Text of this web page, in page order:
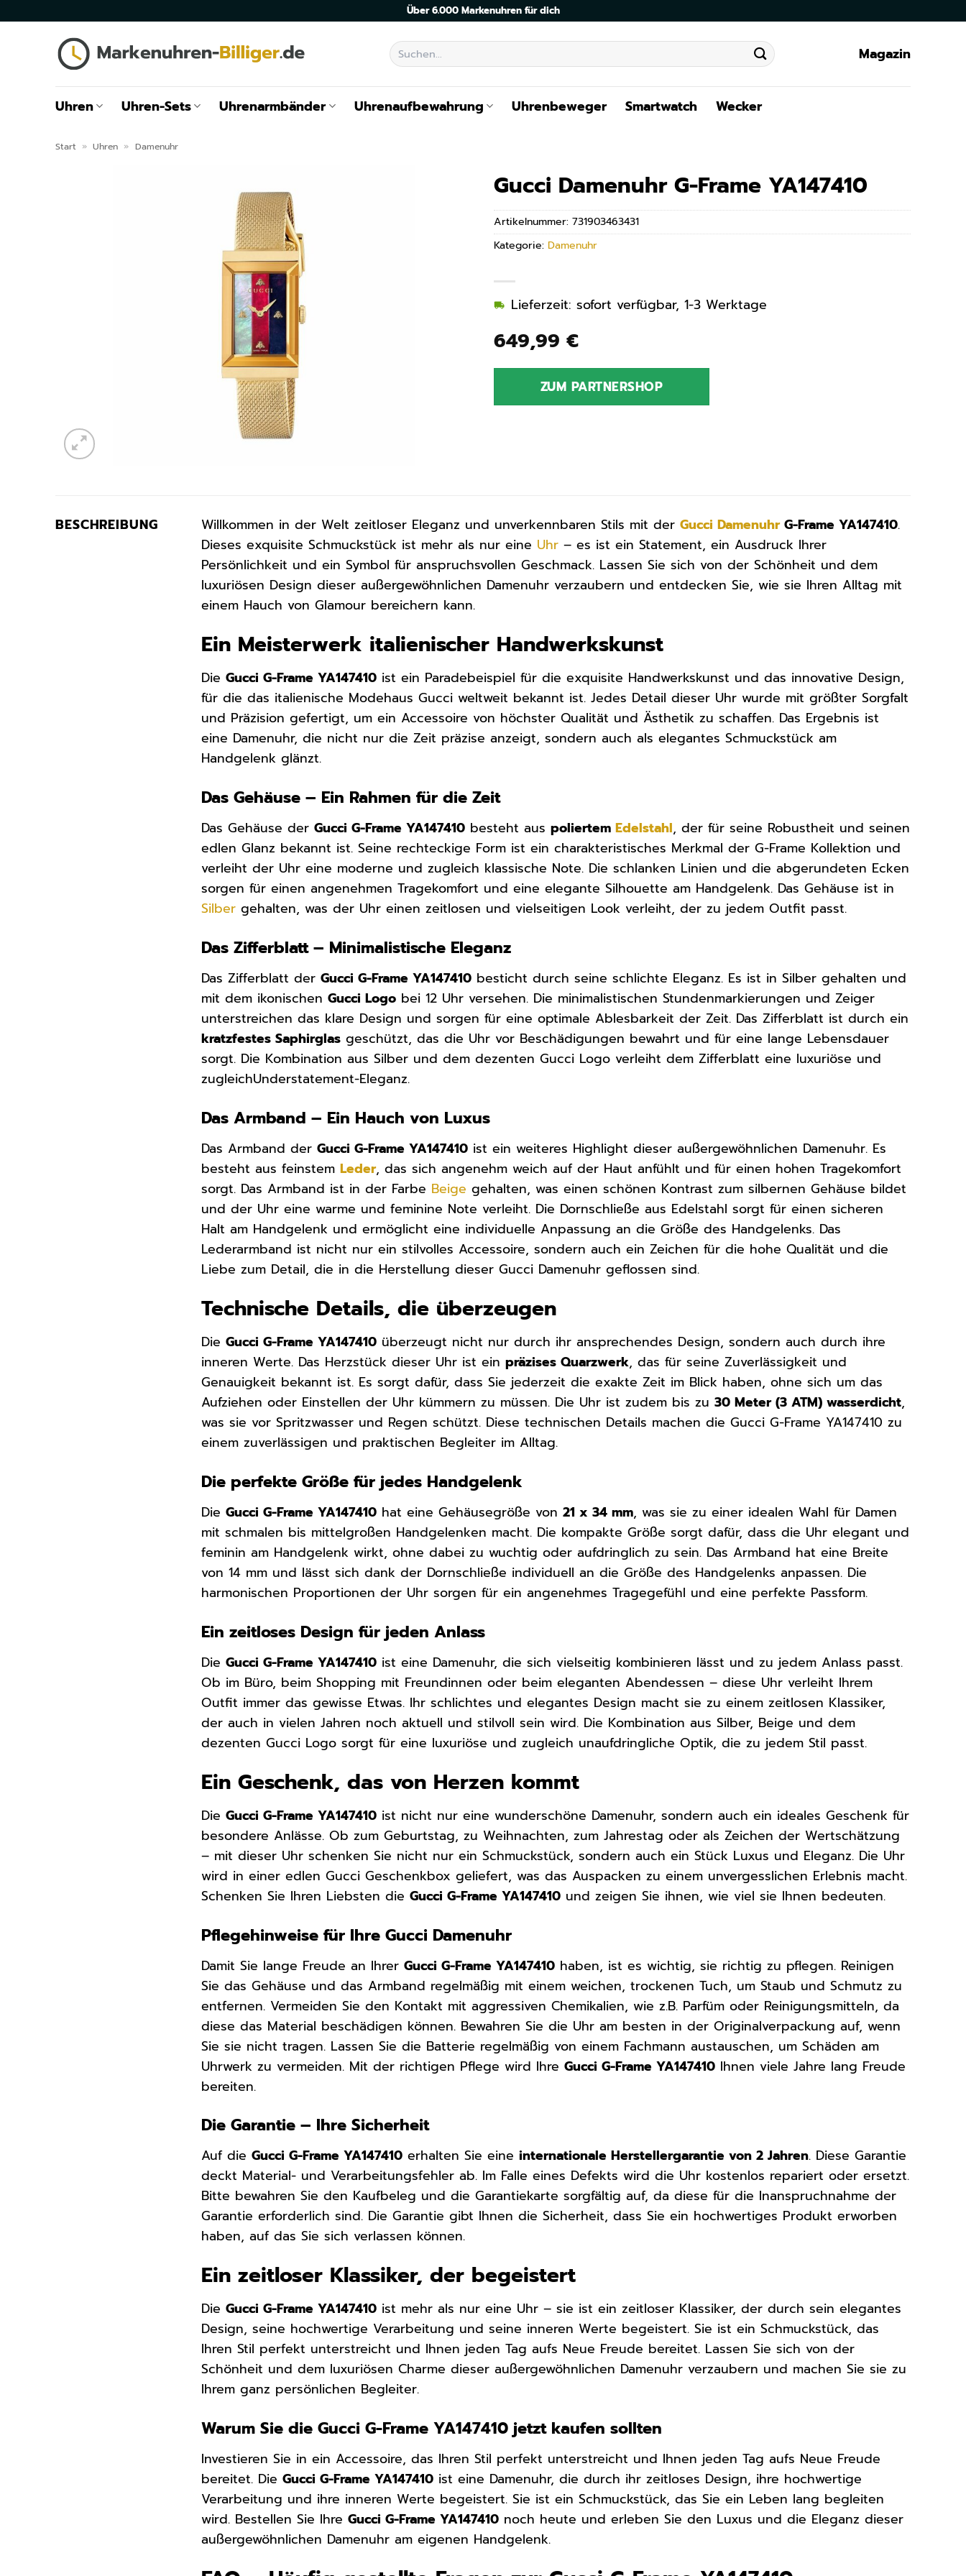
Über 6.000 Markenuhren für dich
Suchen
nach:
Magazin
Uhren Uhren-Sets Uhrenarmbänder Uhrenaufbewahrung Uhrenbeweger Smartwatch Wecker
Start » Uhren » Damenuhr
Gucci Damenuhr G-Frame YA147410
649,99 €
Lieferzeit: sofort verfügbar, 1-3 Werktage
ZUM PARTNERSHOP
Artikelnummer: 731903463431
Kategorie: Damenuhr
BESCHREIBUNG Willkommen in der Welt zeitloser Eleganz und unverkennbaren Stils mit derGucci DamenuhrG-Frame YA147410.
Dieses exquisite Schmuckstück ist mehr als nur eine Uhr – es ist ein Statement, ein Ausdruck Ihrer
Persönlichkeit und ein Symbol für anspruchsvollen Geschmack. Lassen Sie sich von der Schönheit und dem
luxuriösen Design dieser außergewöhnlichen Damenuhr verzaubern und entdecken Sie, wie sie Ihren Alltag mit
einem Hauch von Glamour bereichern kann.
Ein Meisterwerk italienischer Handwerkskunst
DieGucci G-Frame YA147410 ist ein Paradebeispiel für die exquisite Handwerkskunst und das innovative Design,
für die das italienische Modehaus Gucci weltweit bekannt ist. Jedes Detail dieser Uhr wurde mit größter Sorgfalt
und Präzision gefertigt, um ein Accessoire von höchster Qualität und Ästhetik zu schaffen. Das Ergebnis ist
eine Damenuhr, die nicht nur die Zeit präzise anzeigt, sondern auch als elegantes Schmuckstück am
Handgelenk glänzt.
Das Gehäuse – Ein Rahmen für die Zeit
Das Gehäuse derGucci G-Frame YA147410 besteht auspoliertemEdelstahl, der für seine Robustheit und seinen
edlen Glanz bekannt ist. Seine rechteckige Form ist ein charakteristisches Merkmal der G-Frame Kollektion und
verleiht der Uhr eine moderne und zugleich klassische Note. Die schlanken Linien und die abgerundeten Ecken
sorgen für einen angenehmen Tragekomfort und eine elegante Silhouette am Handgelenk. Das Gehäuse ist in
Silber gehalten, was der Uhr einen zeitlosen und vielseitigen Look verleiht, der zu jedem Outfit passt.
Das Zifferblatt – Minimalistische Eleganz
Das Zifferblatt derGucci G-Frame YA147410 besticht durch seine schlichte Eleganz. Es ist in Silber gehalten und
mit dem ikonischenGucci Logo bei 12 Uhr versehen. Die minimalistischen Stundenmarkierungen und Zeiger
unterstreichen das klare Design und sorgen für eine optimale Ablesbarkeit der Zeit. Das Zifferblatt ist durch ein
kratzfestes Saphirglas geschützt, das die Uhr vor Beschädigungen bewahrt und für eine lange Lebensdauer
sorgt. Die Kombination aus Silber und dem dezenten Gucci Logo verleiht dem Zifferblatt eine luxuriöse und
zugleichUnderstatement-Eleganz.
Das Armband – Ein Hauch von Luxus
Das Armband derGucci G-Frame YA147410 ist ein weiteres Highlight dieser außergewöhnlichen Damenuhr. Es
besteht aus feinstemLeder, das sich angenehm weich auf der Haut anfühlt und für einen hohen Tragekomfort
sorgt. Das Armband ist in der Farbe Beige gehalten, was einen schönen Kontrast zum silbernen Gehäuse bildet
und der Uhr eine warme und feminine Note verleiht. Die Dornschließe aus Edelstahl sorgt für einen sicheren
Halt am Handgelenk und ermöglicht eine individuelle Anpassung an die Größe des Handgelenks. Das
Lederarmband ist nicht nur ein stilvolles Accessoire, sondern auch ein Zeichen für die hohe Qualität und die
Liebe zum Detail, die in die Herstellung dieser Gucci Damenuhr geflossen sind.
Technische Details, die überzeugen
DieGucci G-Frame YA147410 überzeugt nicht nur durch ihr ansprechendes Design, sondern auch durch ihre
inneren Werte. Das Herzstück dieser Uhr ist einpräzises Quarzwerk, das für seine Zuverlässigkeit und
Genauigkeit bekannt ist. Es sorgt dafür, dass Sie jederzeit die exakte Zeit im Blick haben, ohne sich um das
Aufziehen oder Einstellen der Uhr kümmern zu müssen. Die Uhr ist zudem bis zu30 Meter (3 ATM) wasserdicht,
was sie vor Spritzwasser und Regen schützt. Diese technischen Details machen die Gucci G-Frame YA147410 zu
einem zuverlässigen und praktischen Begleiter im Alltag.
Die perfekte Größe für jedes Handgelenk
DieGucci G-Frame YA147410 hat eine Gehäusegröße von21 x 34 mm, was sie zu einer idealen Wahl für Damen
mit schmalen bis mittelgroßen Handgelenken macht. Die kompakte Größe sorgt dafür, dass die Uhr elegant und
feminin am Handgelenk wirkt, ohne dabei zu wuchtig oder aufdringlich zu sein. Das Armband hat eine Breite
von 14 mm und lässt sich dank der Dornschließe individuell an die Größe des Handgelenks anpassen. Die
harmonischen Proportionen der Uhr sorgen für ein angenehmes Tragegefühl und eine perfekte Passform.
Ein zeitloses Design für jeden Anlass
DieGucci G-Frame YA147410 ist eine Damenuhr, die sich vielseitig kombinieren lässt und zu jedem Anlass passt.
Ob im Büro, beim Shopping mit Freundinnen oder beim eleganten Abendessen – diese Uhr verleiht Ihrem
Outfit immer das gewisse Etwas. Ihr schlichtes und elegantes Design macht sie zu einem zeitlosen Klassiker,
der auch in vielen Jahren noch aktuell und stilvoll sein wird. Die Kombination aus Silber, Beige und dem
dezenten Gucci Logo sorgt für eine luxuriöse und zugleich unaufdringliche Optik, die zu jedem Stil passt.
Ein Geschenk, das von Herzen kommt
DieGucci G-Frame YA147410 ist nicht nur eine wunderschöne Damenuhr, sondern auch ein ideales Geschenk für
besondere Anlässe. Ob zum Geburtstag, zu Weihnachten, zum Jahrestag oder als Zeichen der Wertschätzung
– mit dieser Uhr schenken Sie nicht nur ein Schmuckstück, sondern auch ein Stück Luxus und Eleganz. Die Uhr
wird in einer edlen Gucci Geschenkbox geliefert, was das Auspacken zu einem unvergesslichen Erlebnis macht.
Schenken Sie Ihren Liebsten dieGucci G-Frame YA147410 und zeigen Sie ihnen, wie viel sie Ihnen bedeuten.
Pflegehinweise für Ihre Gucci Damenuhr
Damit Sie lange Freude an IhrerGucci G-Frame YA147410 haben, ist es wichtig, sie richtig zu pflegen. Reinigen
Sie das Gehäuse und das Armband regelmäßig mit einem weichen, trockenen Tuch, um Staub und Schmutz zu
entfernen. Vermeiden Sie den Kontakt mit aggressiven Chemikalien, wie z.B. Parfüm oder Reinigungsmitteln, da
diese das Material beschädigen können. Bewahren Sie die Uhr am besten in der Originalverpackung auf, wenn
Sie sie nicht tragen. Lassen Sie die Batterie regelmäßig von einem Fachmann austauschen, um Schäden am
Uhrwerk zu vermeiden. Mit der richtigen Pflege wird IhreGucci G-Frame YA147410 Ihnen viele Jahre lang Freude
bereiten.
Die Garantie – Ihre Sicherheit
Auf dieGucci G-Frame YA147410 erhalten Sie eineinternationale Herstellergarantie von 2 Jahren. Diese Garantie
deckt Material- und Verarbeitungsfehler ab. Im Falle eines Defekts wird die Uhr kostenlos repariert oder ersetzt.
Bitte bewahren Sie den Kaufbeleg und die Garantiekarte sorgfältig auf, da diese für die Inanspruchnahme der
Garantie erforderlich sind. Die Garantie gibt Ihnen die Sicherheit, dass Sie ein hochwertiges Produkt erworben
haben, auf das Sie sich verlassen können.
Ein zeitloser Klassiker, der begeistert
DieGucci G-Frame YA147410 ist mehr als nur eine Uhr – sie ist ein zeitloser Klassiker, der durch sein elegantes
Design, seine hochwertige Verarbeitung und seine inneren Werte begeistert. Sie ist ein Schmuckstück, das
Ihren Stil perfekt unterstreicht und Ihnen jeden Tag aufs Neue Freude bereitet. Lassen Sie sich von der
Schönheit und dem luxuriösen Charme dieser außergewöhnlichen Damenuhr verzaubern und machen Sie sie zu
Ihrem ganz persönlichen Begleiter.
Warum Sie die Gucci G-Frame YA147410 jetzt kaufen sollten
Investieren Sie in ein Accessoire, das Ihren Stil perfekt unterstreicht und Ihnen jeden Tag aufs Neue Freude
bereitet. DieGucci G-Frame YA147410 ist eine Damenuhr, die durch ihr zeitloses Design, ihre hochwertige
Verarbeitung und ihre inneren Werte begeistert. Sie ist ein Schmuckstück, das Sie ein Leben lang begleiten
wird. Bestellen Sie IhreGucci G-Frame YA147410 noch heute und erleben Sie den Luxus und die Eleganz dieser
außergewöhnlichen Damenuhr am eigenen Handgelenk.